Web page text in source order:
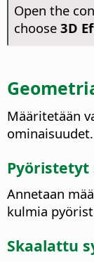
Open the
choose 3D
Määritetään
ominaisuudet.
Pyöristetyt
Annetaan
kulmia
Skaalattu